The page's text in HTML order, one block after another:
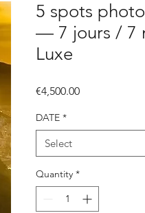
5 spots
— 7 jours / 7
Luxe
€4,500.00Price
DATE *
Select
Quantity *